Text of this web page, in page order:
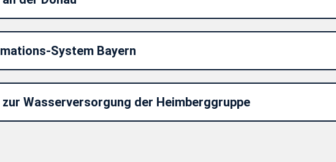
System Bayern
Wasserversorgung der Heimberggruppe